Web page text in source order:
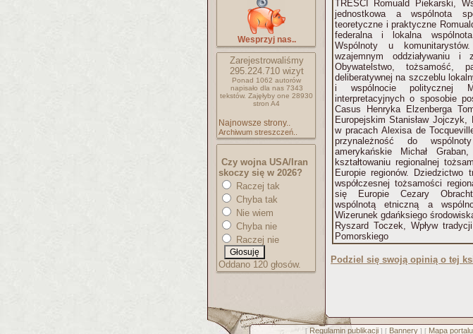
Wesprzyj nas..
Zarejestrowaliśmy
295.224.710wizyt
Ponad 1062 autorów
napisało dla nas 7343
tekstów. Zajęłyby one 28930
stron A4
Najnowsze strony..
Archiwum streszczeń..
Czy wojna USA/Iran
skoczy się w 2026?
Raczej tak
Chyba tak
Nie wiem
Chyba nie
Raczej nie
Oddano 120 głosów.
TREŚCI Romuald Piekarski, Wstęp Miłowit Kuniński, Tożsamość
jednostkowa a wspólnota
teoretyczne i praktyczne Romuald Piekarski, Tożsamość zbiorowa a
federalna i lokalna wspólnota polityczna
Wspólnoty u
wzajemnym oddziaływaniu i zagrożeniach
Obywatelstwo, tożsamość,
deliberatywnej na szczeblu lokalnym Agnieszka Nogal, O
i wspólnocie politycznej Michał Juraszek, Kilka uwag
interpretacyjnych o sposobie
Casus Henryka Elzenberga Tomasz Gabiś, Regiony w Imperium
Europejskim Stanisław Jojczyk, Lokalne społeczności obywatelskie
w pracach Alexisa de Tocqueville'a Anna Muller,
przynależność do
amerykańskie Michał Graban, Rola szkolnictwa wyższego w
kształtowaniu regionalnej tożsamości Andrzej Piskozub,
Europie regionów. Dziedzictwo
współczesnej tożsamości
się Europie Cezary Obracht-Prondzyński, Kaszubi: między
wspólnotą etniczną a wspólnota
Wizerunek gdańksiego
Ryszard Toczek, Wpływ
Pomorskiego
Podziel się swoją opinią o tej
[ Regulamin publikacji] [ Bannery] [ Mapa portalu